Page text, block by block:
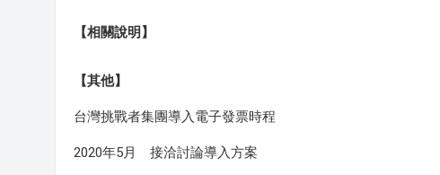
【相關說明】
【其他】
台灣挑戰者集團導入電子發票時程
2020年5月 接洽討論導入方案